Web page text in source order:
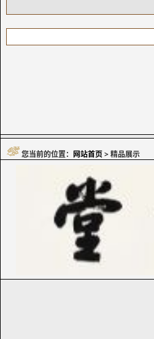
您当前的位置： 网站首页> 精品展示